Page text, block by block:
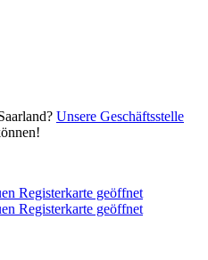
Unsere Geschäftsstelle
Registerkarte geöffnet
Registerkarte geöffnet